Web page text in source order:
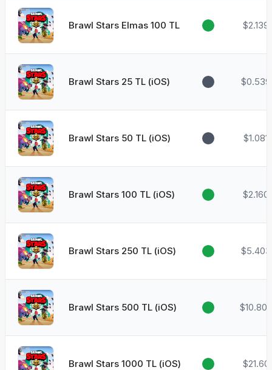
Brawl Stars Elmas 100 TL
Brawl Stars 25 TL (iOS)
Brawl Stars 50 TL (iOS)
Brawl Stars 100 TL (iOS)
Brawl Stars 250 TL (iOS)
Brawl Stars 500 TL (iOS)
Brawl Stars 1000 TL (iOS)